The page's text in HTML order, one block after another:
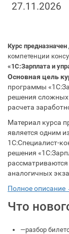
27.11.2026
Курс предназначен
компетенции
«1С:Зарплата и
Основная цель
программы
решения сложных
расчета
Материал курса
является одним
1С:Специалист-
решения
аналогичных
Полное описание
Что
—разбор